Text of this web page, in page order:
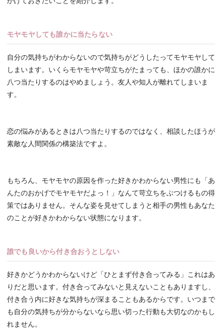
モヤモヤしても誰かに当たらない
自分の気持ちがわからないので気持ちがどうしたってモヤモヤして
しまいます。いくらモヤモヤや苛立ちがたまっても、ほかの誰かに
八つ当たりするのはやめましょう。友人や知人が離れてしまいま
す。
恋の悩みがあるときは八つ当たりするのではなく、相談したほうが
素敵な人間関係の構築法ですよ。
もちろん、モヤモヤの原因を作った好きかわからない男性にも「あ
んたのおかげでモヤモヤだよっ！」なんて苛立ちをぶつけるもの得
策ではありません。そんな姿を見せてしまうと相手の男性もあなた
のことが好きかわからない状態になります。
誰でも良いから付き合おうとしない
好きかどうかわからないけど「ひとまず付き合ってみる」これはあ
りだと思います。付き合ってみないと見えないこともありますし、
付き合う内に好きな気持ちが深まることもあるからです。いつまで
も自分の気持ちが分からないなら思い切った行動も大切なのかもし
れません。